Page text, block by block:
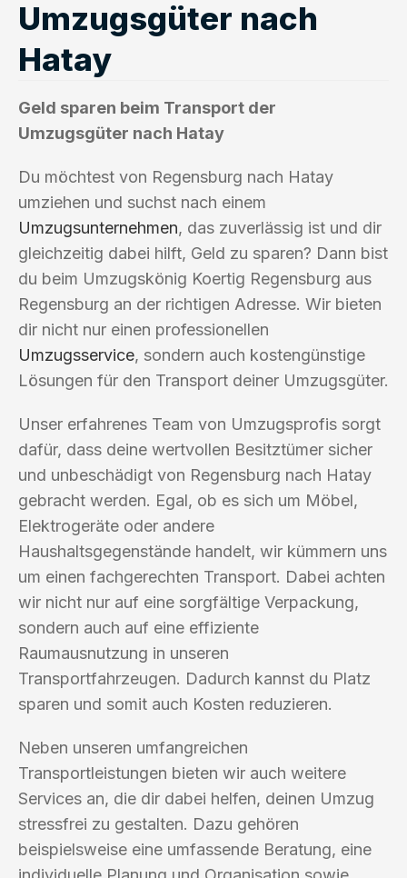
Umzugsgüter nach
Hatay
Geld sparen beim Transport der
Umzugsgüter nach Hatay
Du möchtest von Regensburg nach Hatay
umziehen und suchst nach einem
Umzugsunternehmen, das zuverlässig ist und dir
gleichzeitig dabei hilft, Geld zu sparen? Dann bist
du beim Umzugskönig Koertig Regensburg aus
Regensburg an der richtigen Adresse. Wir bieten
dir nicht nur einen professionellen
Umzugsservice, sondern auch kostengünstige
Lösungen für den Transport deiner Umzugsgüter.
Unser erfahrenes Team von Umzugsprofis sorgt
dafür, dass deine wertvollen Besitztümer sicher
und unbeschädigt von Regensburg nach Hatay
gebracht werden. Egal, ob es sich um Möbel,
Elektrogeräte oder andere
Haushaltsgegenstände handelt, wir kümmern uns
um einen fachgerechten Transport. Dabei achten
wir nicht nur auf eine sorgfältige Verpackung,
sondern auch auf eine effiziente
Raumausnutzung in unseren
Transportfahrzeugen. Dadurch kannst du Platz
sparen und somit auch Kosten reduzieren.
Neben unseren umfangreichen
Transportleistungen bieten wir auch weitere
Services an, die dir dabei helfen, deinen Umzug
stressfrei zu gestalten. Dazu gehören
beispielsweise eine umfassende Beratung, eine